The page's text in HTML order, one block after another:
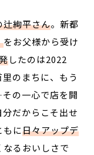
辻絢平さん。新都
をお父様から受け
したのは2022
のまちに、もう
の一心で店を開
だからこそ出せ
もに日々アップデ
るおいしさで